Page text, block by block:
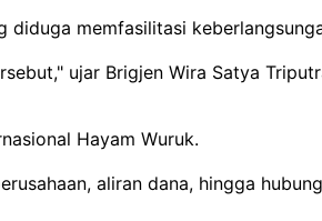
diduga memfasilitasi
ujar Brigjen Wira Satya
Hayam Wuruk.
aliran dana, hingga